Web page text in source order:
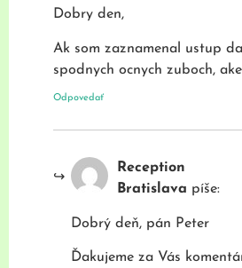
Dobry den,
Ak som zaznamenal ustup
spodnych ocnych zuboch,
Odpovedať
Reception
Bratislava píše:
Dobrý deň, pán Peter
Ďakujeme za Vás